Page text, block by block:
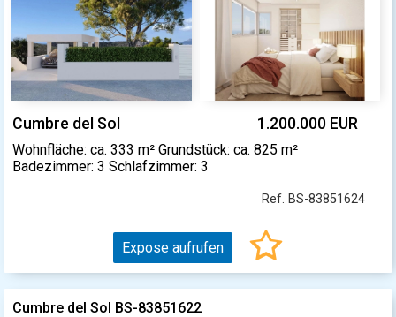
Cumbre del Sol 1.200.000 EUR
Wohnfläche: ca. 333 m² Grundstück: ca. 825 m²
Badezimmer: 3 Schlafzimmer: 3
Ref. BS-83851624
Expose aufrufen
Cumbre del Sol BS-83851622